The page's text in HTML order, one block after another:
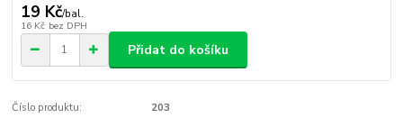
19 Kč/bal.
16 Kč bez DPH
Přidat do košíku
Číslo produktu: 203